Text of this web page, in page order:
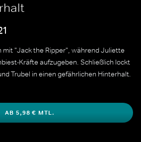
mit "Jack the Ripper", während Juliette
Kräfte aufzugeben. Schließlich lockt
Trubel in einen gefährlichen Hinterhalt.
AB 5,98 € MTL.